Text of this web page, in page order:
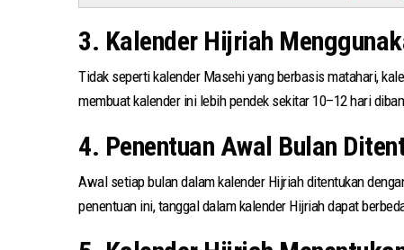
3. Kalender Hijriah
Tidak seperti kalender Masehi yang berbasis matahari,
membuat kalender ini lebih pendek sekitar 10–12 hari
4. Penentuan Awal Bulan
Awal setiap bulan dalam kalender Hijriah ditentukan
penentuan ini, tanggal dalam kalender Hijriah dapat